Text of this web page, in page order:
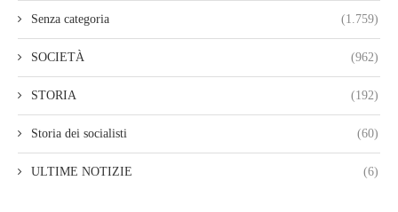
Senza categoria (1.759)
SOCIETÀ (962)
STORIA (192)
Storia dei socialisti (60)
ULTIME NOTIZIE (6)